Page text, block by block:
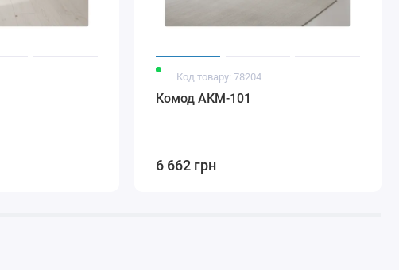
Код товару: 78204
Комод АКМ-101
6 662 грн